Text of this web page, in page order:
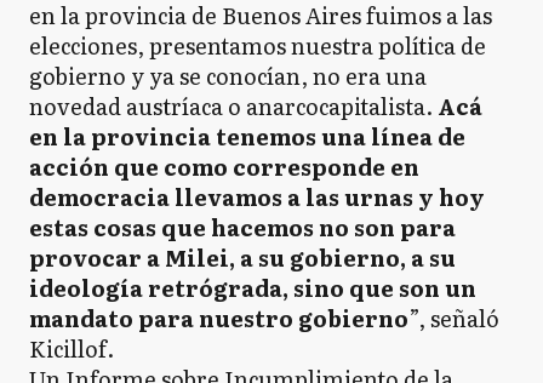
en la provincia de Buenos Aires fuimos a las
elecciones, presentamos nuestra política de
gobierno y ya se conocían, no era una
novedad austríaca o anarcocapitalista. Acá
en la provincia tenemos una línea de
acción que como corresponde en
democracia llevamos a las urnas y hoy
estas cosas que hacemos no son para
provocar a Milei, a su gobierno, a su
ideología retrógrada, sino que son un
mandato para nuestro gobierno”, señaló
Kicillof.